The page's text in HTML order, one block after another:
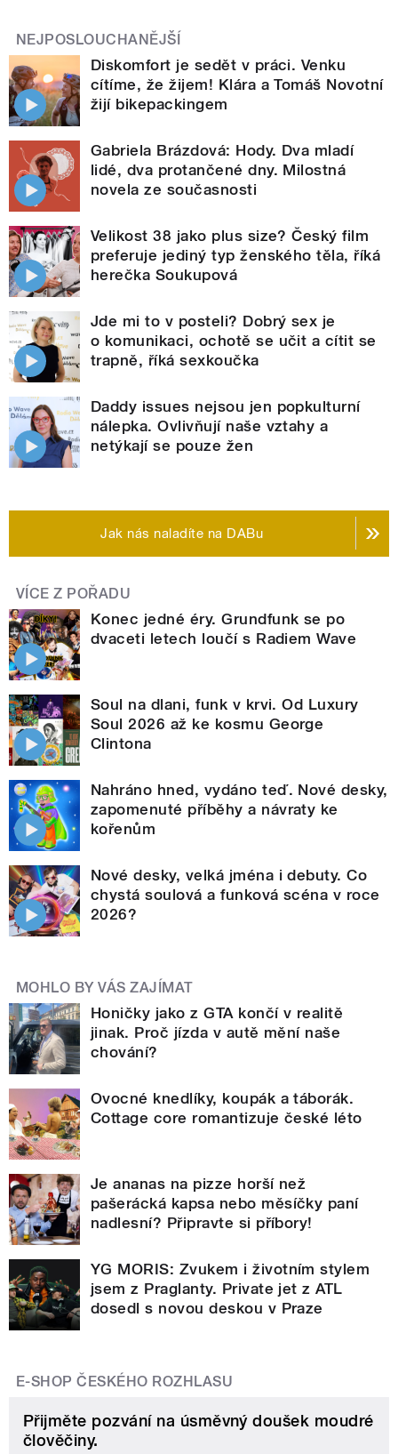
NEJPOSLOUCHANĚJŠÍ
Diskomfort je sedět v práci. Venku
cítíme, že žijem! Klára a Tomáš Novotní
žijí bikepackingem
Gabriela Brázdová: Hody. Dva mladí
lidé, dva protančené dny. Milostná
novela ze současnosti
Velikost 38 jako plus size? Český film
preferuje jediný typ ženského těla, říká
herečka Soukupová
Jde mi to v posteli? Dobrý sex je
o komunikaci, ochotě se učit a cítit se
trapně, říká sexkoučka
Daddy issues nejsou jen popkulturní
nálepka. Ovlivňují naše vztahy a
netýkají se pouze žen
Jak nás naladíte na DABu
VÍCE Z POŘADU
Konec jedné éry. Grundfunk se po
dvaceti letech loučí s Radiem Wave
Soul na dlani, funk v krvi. Od Luxury
Soul 2026 až ke kosmu George
Clintona
Nahráno hned, vydáno teď. Nové desky,
zapomenuté příběhy a návraty ke
kořenům
Nové desky, velká jména i debuty. Co
chystá soulová a funková scéna v roce
2026?
MOHLO BY VÁS ZAJÍMAT
Honičky jako z GTA končí v realitě
jinak. Proč jízda v autě mění naše
chování?
Ovocné knedlíky, koupák a táborák.
Cottage core romantizuje české léto
Je ananas na pizze horší než
pašerácká kapsa nebo měsíčky paní
nadlesní? Připravte si příbory!
YG MORIS: Zvukem i životním stylem
jsem z Praglanty. Private jet z ATL
dosedl s novou deskou v Praze
E-SHOP ČESKÉHO ROZHLASU
Přijměte pozvání na úsměvný doušek moudré
člověčiny.